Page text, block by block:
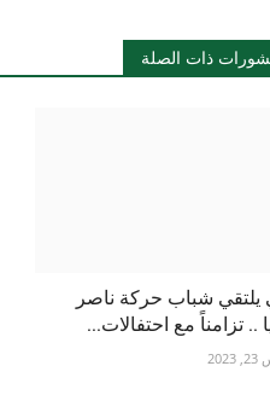
ذات الصلة
يلتقي شباب حركة ناصر
.. تزامناً مع احتفالات...